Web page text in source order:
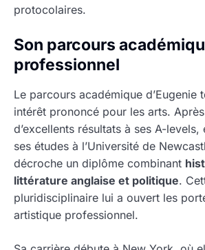
protocolaires.
Son parcours
professionnel
Le parcours académique d’Eugenie
intérêt prononcé pour les arts.
d’excellents résultats à ses A-
ses études à l’Université de
décroche un diplôme combinant
littérature anglaise et politique.
pluridisciplinaire lui a ouvert les
artistique professionnel.